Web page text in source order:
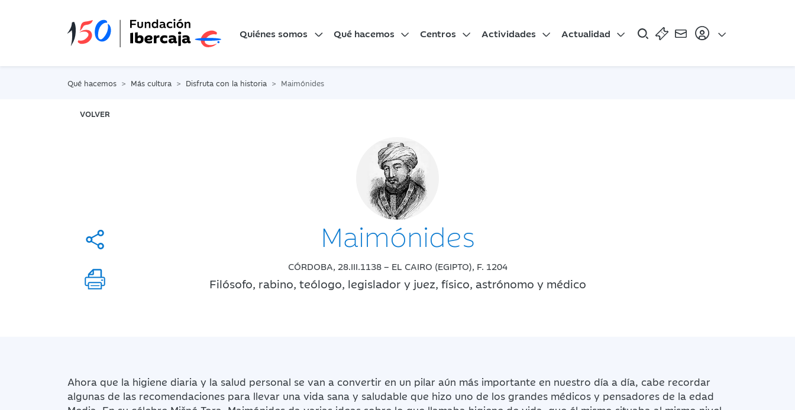
Quiénes somos Qué hacemos Centros Actividades Actualidad
Qué hacemos Más cultura Disfruta con la historia Maimónides
VOLVER
Maimónides
CÓRDOBA, 28.III.1138 – EL CAIRO (EGIPTO), F. 1204
Filósofo, rabino, teólogo, legislador y juez, físico, astrónomo y médico
Ahora que la higiene diaria y la salud personal se van a convertir en un pilar aún más importante en nuestro día a día, cabe recordar
algunas de las recomendaciones para llevar una vida sana y saludable que hizo uno de los grandes médicos y pensadores de la edad